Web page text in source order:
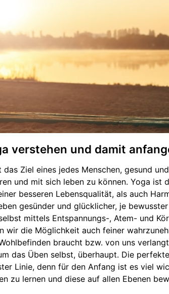
verstehen und damit
das Ziel eines jedes Menschen, gesund
und mit sich leben zu können. Yoga ist
besseren Lebensqualität, als auch
gesünder und glücklicher, je
mittels Entspannungs-, Atem- und
wir die Möglichkeit auch feiner
braucht bzw. von uns
das Üben selbst, überhaupt. Die
Linie, denn für den Anfang ist es viel
zu lernen und diese auf allen Ebenen